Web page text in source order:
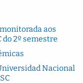
aos
do 2º semestre
Nacional